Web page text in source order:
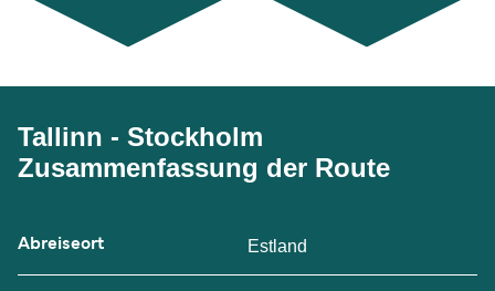
Tallinn - Stockholm
Zusammenfassung der Route
Abreiseort Estland